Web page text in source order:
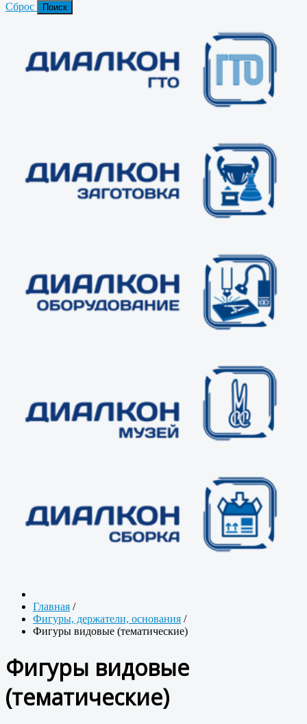
Сброс
Главная /
Фигуры, держатели, основания /
Фигуры видовые (тематические)
Фигуры видовые
(тематические)